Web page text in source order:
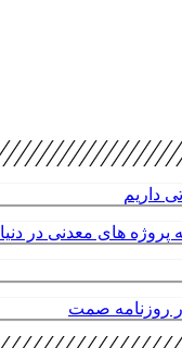
داریم
های معدنی در دنیا
روزنامه صمت